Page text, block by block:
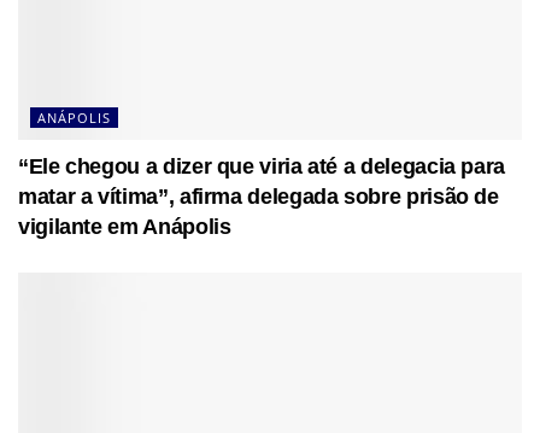
ANÁPOLIS
“Ele chegou a dizer que viria até a delegacia para
matar a vítima”, afirma delegada sobre prisão de
vigilante em Anápolis